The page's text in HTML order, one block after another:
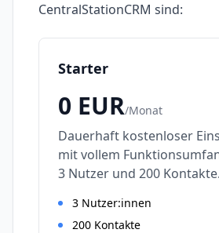
CentralStationCRM sind:
Starter
0 EUR/Monat
Dauerhaft kostenloser
mit vollem
3 Nutzer und 200 Kontakte.
3 Nutzer:innen
200 Kontakte